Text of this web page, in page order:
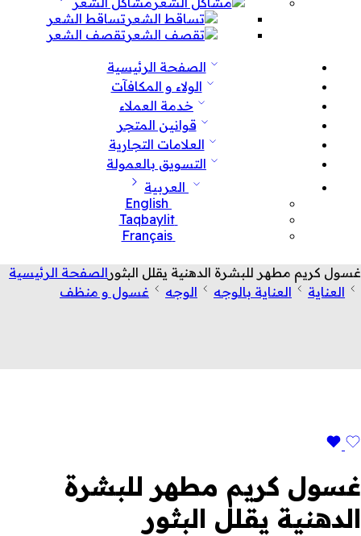
تساقط الشعر
تقصف الشعر
الصفحة الرئيسية
الولاء و المكافآت
خدمة العملاء
قوانين المتجر
العلامات التجارية
التسويق بالعمولة
العربية
English
Taqbaylit
Français
غسول كريم مطهر للبشرة الدهنية يقلل البثور الصفحة الرئيسية
العناية
العناية بالوجه الوجه غسول و منظف
غسول كريم مطهر للبشرة
الدهنية يقلل البثور